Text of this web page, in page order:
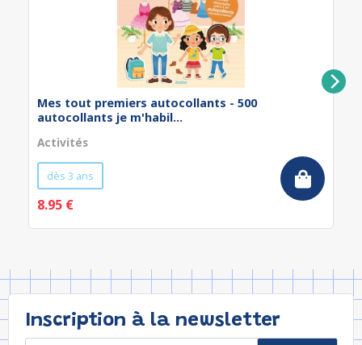
Mes tout premiers autocollants - 500
autocollants je m'habil...
Activités
dès 3 ans
8.95 €
Inscription à la newsletter